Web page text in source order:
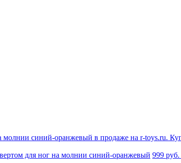
для ног на молнии синий-оранжевый 999 руб.